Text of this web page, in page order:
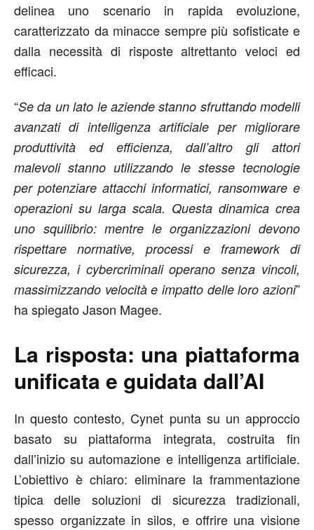
delinea uno scenario in rapida evoluzione,
caratterizzato da minacce sempre più sofisticate e
dalla necessità di risposte altrettanto veloci ed
efficaci.
“Se da un lato le aziende stanno sfruttando modelli
avanzati di intelligenza artificiale per migliorare
produttività ed efficienza, dall’altro gli attori
malevoli stanno utilizzando le stesse tecnologie
per potenziare attacchi informatici, ransomware e
operazioni su larga scala. Questa dinamica crea
uno squilibrio: mentre le organizzazioni devono
rispettare normative, processi e framework di
sicurezza, i cybercriminali operano senza vincoli,
massimizzando velocità e impatto delle loro azioni”
ha spiegato Jason Magee.
La risposta: una piattaforma
unificata e guidata dall’AI
In questo contesto, Cynet punta su un approccio
basato su piattaforma integrata, costruita fin
dall’inizio su automazione e intelligenza artificiale.
L’obiettivo è chiaro: eliminare la frammentazione
tipica delle soluzioni di sicurezza tradizionali,
spesso organizzate in silos, e offrire una visione